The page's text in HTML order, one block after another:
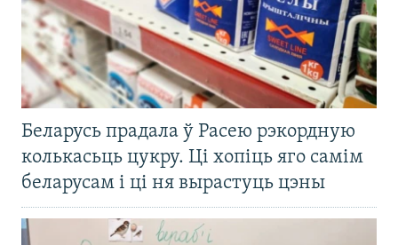
Беларусь прадала ў Расею рэкордную
колькасьць цукру. Ці хопіць яго самім
беларусам і ці ня вырастуць цэны